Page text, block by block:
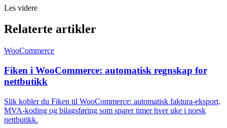
Les videre
Relaterte artikler
WooCommerce
Fiken i WooCommerce: automatisk regnskap for
nettbutikk
Slik kobler du Fiken til WooCommerce: automatisk faktura-eksport,
MVA-koding og bilagsføring som sparer timer hver uke i norsk
nettbutikk.